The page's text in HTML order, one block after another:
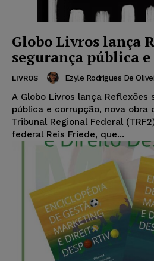
Globo Livros lança
segurança pública
LIVROS Ezyle Rodrigues De
A Globo Livros lança Reflexões
pública e corrupção, nova obra
Tribunal Regional Federal
federal Reis Friede, que...